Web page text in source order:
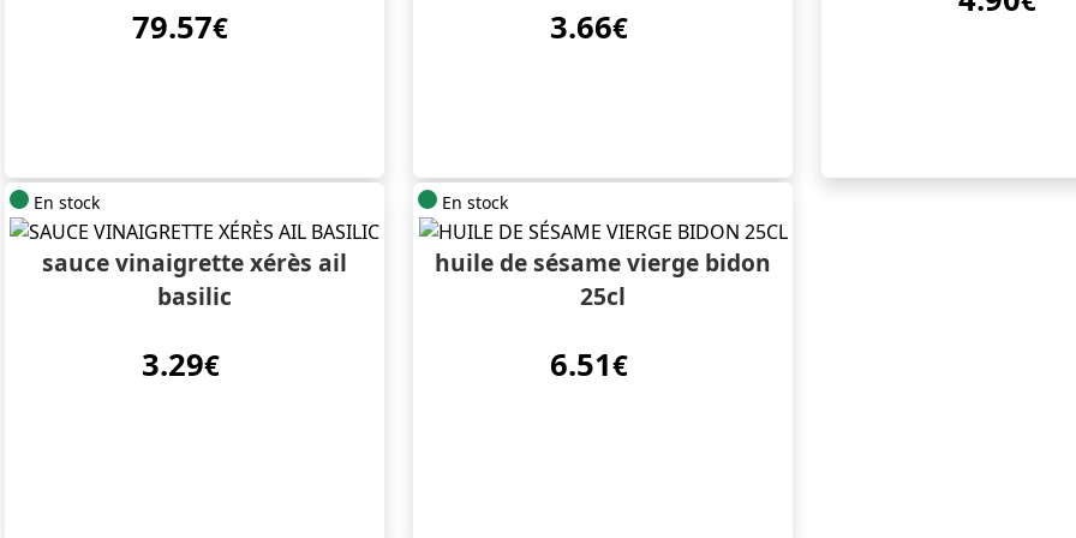
79.57€ 3.66€
En stock
sauce vinaigrette xérès ail
basilic
3.29€
En stock
huile de sésame vierge bidon
25cl
6.51€